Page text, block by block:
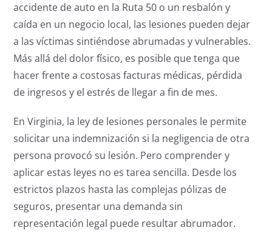
accidente de auto en la Ruta 50 o un resbalón y
caída en un negocio local, las lesiones pueden dejar
a las víctimas sintiéndose abrumadas y vulnerables.
Más allá del dolor físico, es posible que tenga que
hacer frente a costosas facturas médicas, pérdida
de ingresos y el estrés de llegar a fin de mes.
En Virginia, la ley de lesiones personales le permite
solicitar una indemnización si la negligencia de otra
persona provocó su lesión. Pero comprender y
aplicar estas leyes no es tarea sencilla. Desde los
estrictos plazos hasta las complejas pólizas de
seguros, presentar una demanda sin
representación legal puede resultar abrumador.